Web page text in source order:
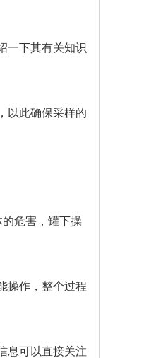
一下其有关知识
以此确保采样的
危害，罐下操
操作，整个过程
息可以直接关注